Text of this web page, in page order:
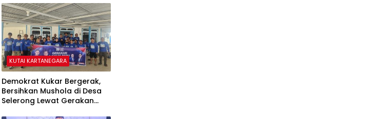
KUTAI KARTANEGARA
Demokrat Kukar Bergerak,
Bersihkan Mushola di Desa
Selerong Lewat Gerakan